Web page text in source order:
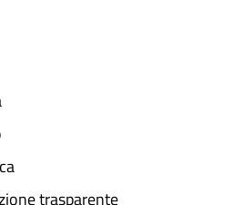
trasparente